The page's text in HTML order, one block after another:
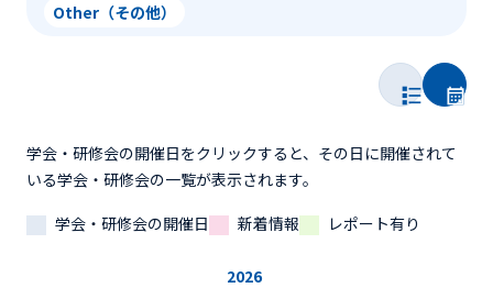
Other（その他）
学会・研修会の開催日をクリックすると、その日に開催されて
いる学会・研修会の一覧が表示されます。
学会・研修会の開催日
新着情報 レポート有り
2026